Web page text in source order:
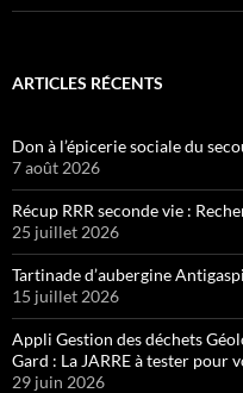
ARTICLES RÉCENTS
Don à l’épicerie sociale du
7 août 2026
Récup RRR seconde vie :
25 juillet 2026
Tartinade d’aubergine
15 juillet 2026
Appli Gestion des déchets
Gard : La JARRE à tester pour
29 juin 2026